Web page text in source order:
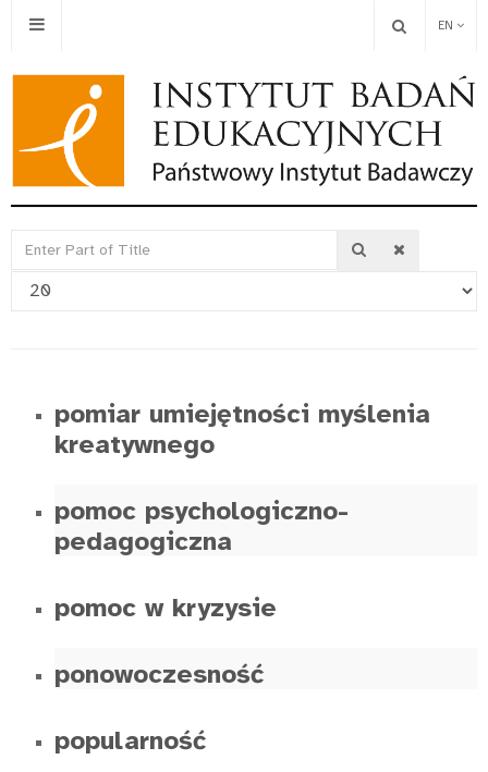
EN
Enter
pomiar umiejętności myślenia
kreatywnego
pomoc psychologiczno-
pedagogiczna
pomoc w kryzysie
ponowoczesność
popularność